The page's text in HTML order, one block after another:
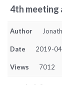
4th meeting
Author
Date 2019-
Views 7012